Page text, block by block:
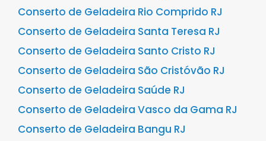
Conserto de Geladeira Rio Comprido RJ
Conserto de Geladeira Santa Teresa RJ
Conserto de Geladeira Santo Cristo RJ
Conserto de Geladeira São Cristóvão RJ
Conserto de Geladeira Saúde RJ
Conserto de Geladeira Vasco da Gama RJ
Conserto de Geladeira Bangu RJ